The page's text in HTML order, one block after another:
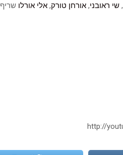
, שי ראובני, אורחן טורק, אלי אורלו שריף